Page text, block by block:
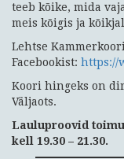
teeb kõike, mida
meis kõigis ja
Lehtse
Facebookist: https://
Koori hingeks on
Väljaots.
Lauluproovid
kell 19.30 – 21.30.